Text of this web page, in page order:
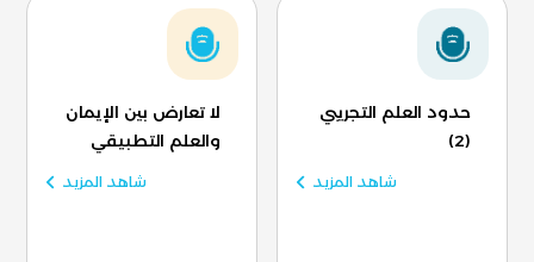
حدود العلم التجريبي
(2)
شاهد المزيد
لا تعارض بين الإيمان
والعلم التطبيقي
شاهد المزيد